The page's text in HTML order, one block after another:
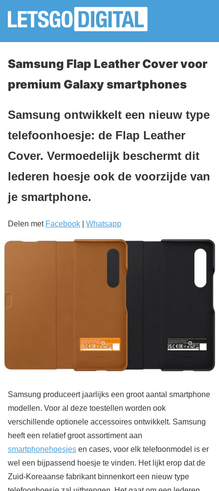
Samsung Flap Leather Cover voor
premium Galaxy smartphones
Samsung ontwikkelt een nieuw type
telefoonhoesje: de Flap Leather
Cover. Vermoedelijk beschermt dit
lederen hoesje ook de voorzijde van
je smartphone.
Delen met Facebook Whatsapp
Samsung produceert jaarlijks een groot aantal smartphone
modellen. Voor al deze toestellen worden ook
verschillende optionele accessoires ontwikkelt. Samsung
heeft een relatief groot assortiment aan
smartphonehoesjes en cases, voor elk telefoonmodel is er
wel een bijpassend hoesje te vinden. Het lijkt erop dat de
Zuid-Koreaanse fabrikant binnenkort een nieuw type